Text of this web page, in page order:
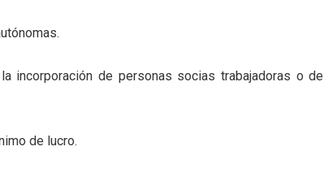
incorporación de personas socias trabajadoras o de
de lucro.